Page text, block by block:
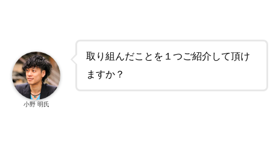
取り組んだことを１つご紹介して頂け
ますか？
小野 明氏